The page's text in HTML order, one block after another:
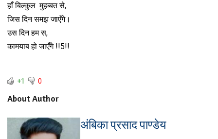
हाँ बिल्कुल मुहब्बत से,
जिस दिन समझ जाएँगे।
उस दिन हम स,
कामयाब हो जाएँगे !!5!!
+1 0
About Author
अंबिका प्रसाद पाण्डेय